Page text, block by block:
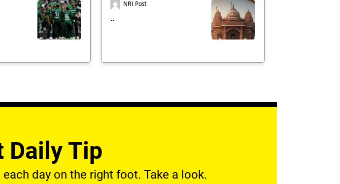
NRI Post
..
Daily Tip
day on the right foot. Take a look.